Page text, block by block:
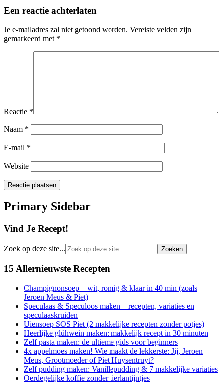
Een reactie achterlaten
Je e-mailadres zal niet getoond worden. Vereiste velden zijn
gemarkeerd met *
Reactie *
Naam *
E-mail *
Website
Primary Sidebar
Vind Je Recept!
Zoek op deze site...
15 Allernieuwste Recepten
Champignonsoep – wit, romig & klaar in 40 min (zoals
Jeroen Meus & Piet)
Speculaas & Speculoos maken – recepten, variaties en
speculaaskruiden
Uiensoep SOS Piet (2 makkelijke recepten zonder potjes)
Heerlijke glühwein maken: makkelijk recept in 30 minuten
Zelf pasta maken: de ultieme gids voor beginners
4x appelmoes maken! Wie maakt de lekkerste: Jij, Jeroen
Meus, Grootmoeder of Piet Huysentruyt?
Zelf pudding maken: Vanillepudding & 7 makkelijke variaties
Oerdegelijke koffie zonder tierlantijntjes